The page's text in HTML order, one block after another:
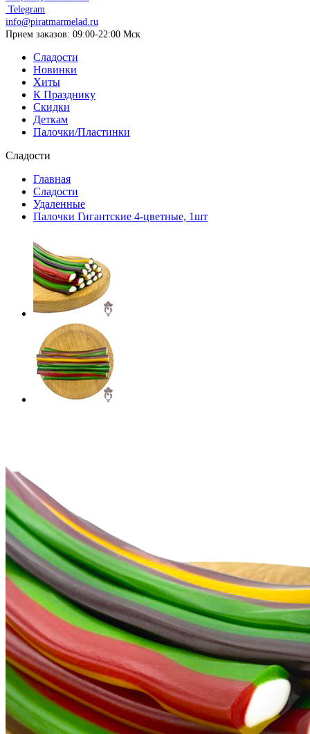
Telegram
info@piratmarmelad.ru
Прием заказов: 09:00-22:00 Мск
Сладости
Новинки
Хиты
К Празднику
Скидки
Деткам
Палочки/Пластинки
Сладости
Главная
Сладости
Удаленные
Палочки Гигантские 4-цветные, 1шт